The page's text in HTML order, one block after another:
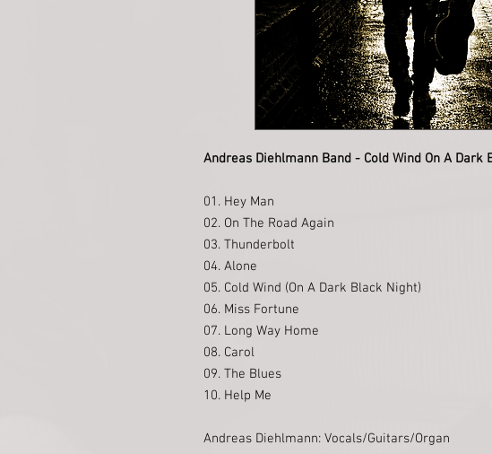
Andreas Diehlmann Band - Cold Wind On A Dark
01. Hey Man
02. On The Road Again
03. Thunderbolt
04. Alone
05. Cold Wind (On A Dark Black Night)
06. Miss Fortune
07. Long Way Home
08. Carol
09. The Blues
10. Help Me
Andreas Diehlmann: Vocals/Guitars/Organ